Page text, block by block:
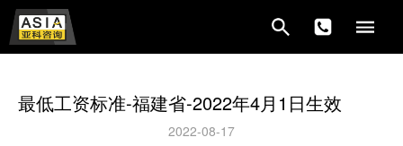
最低工资标准-福建省-2022年4月1日生效
2022-08-17